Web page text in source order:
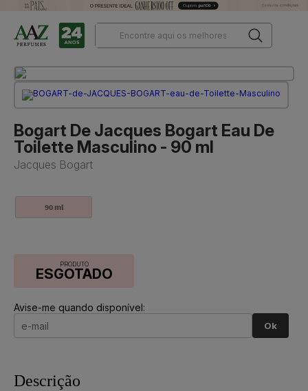
Bogart De Jacques Bogart Eau De
Toilette Masculino - 90 ml
Jacques Bogart
90 ml
PRODUTO
ESGOTADO
Avise-me quando disponível:
Ok
Descrição